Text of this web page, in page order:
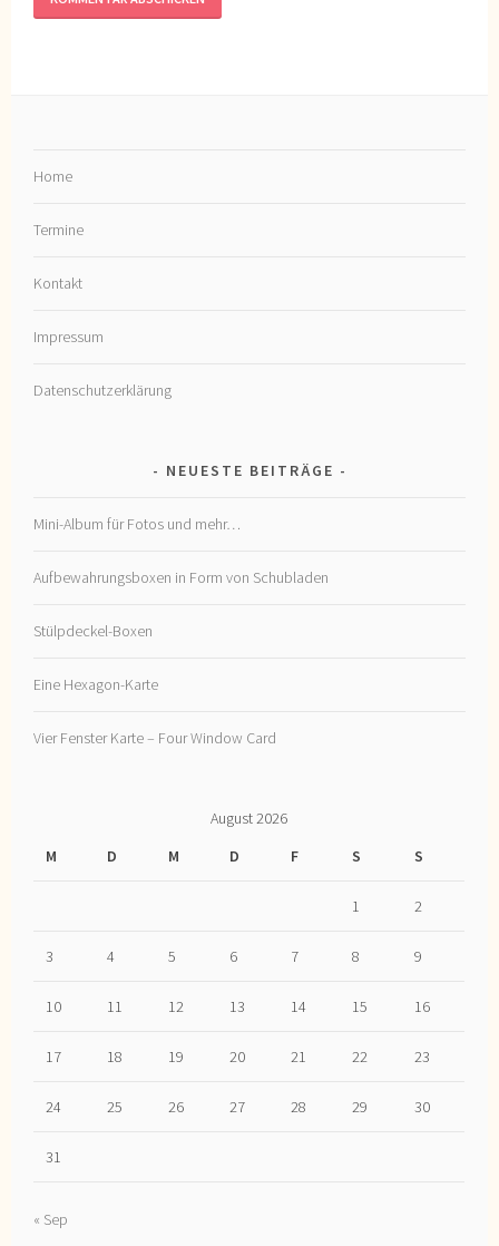
Home
Termine
Kontakt
Impressum
Datenschutzerklärung
NEUESTE BEITRÄGE
Mini-Album für Fotos und mehr…
Aufbewahrungsboxen in Form von Schubladen
Stülpdeckel-Boxen
Eine Hexagon-Karte
Vier Fenster Karte – Four Window Card
August 2026
M
D M D F S S
1 2
3 4 5 6 7 8 9
10 11 12 13 14 15 16
17 18 19 20 21 22 23
24 25 26 27 28 29 30
31
« Sep